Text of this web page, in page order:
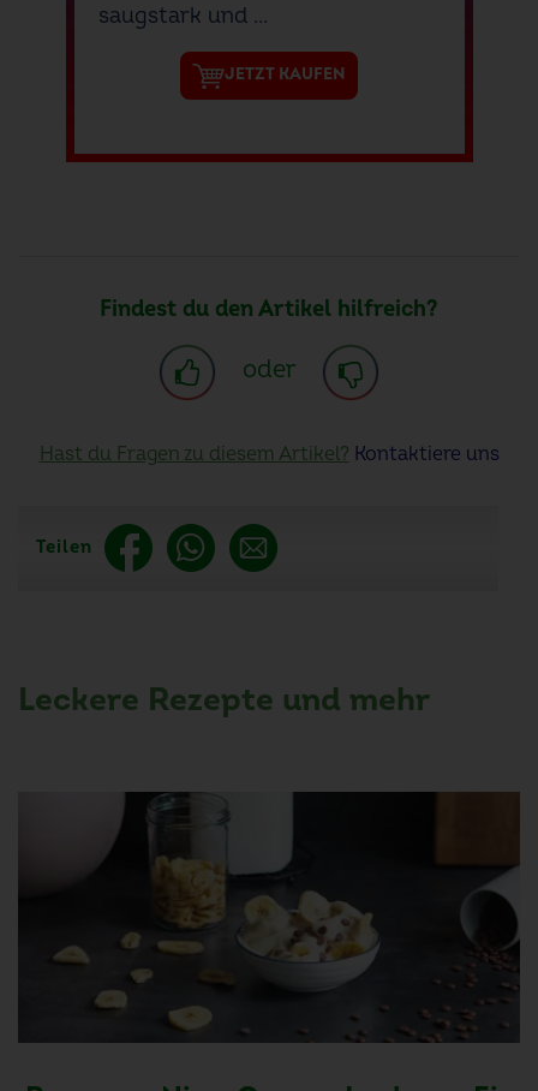
saugstark und ...
JETZT KAUFEN
Findest du den Artikel hilfreich?
oder
Hast du Fragen zu diesem Artikel? Kontaktiere uns
Teilen
Leckere Rezepte und mehr